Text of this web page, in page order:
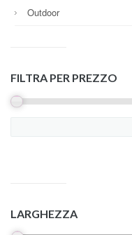
Outdoor
FILTRA PER PREZZO
LARGHEZZA